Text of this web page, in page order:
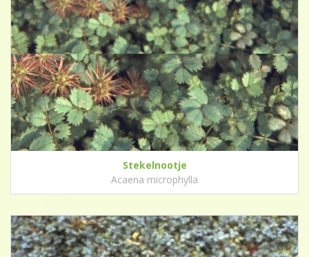
Stekelnootje
Acaena microphylla